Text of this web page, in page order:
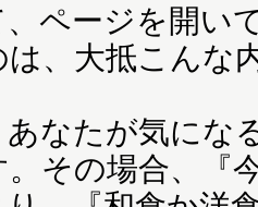
ページを開い
、大抵こんな
あなたが気にな
その場合、『